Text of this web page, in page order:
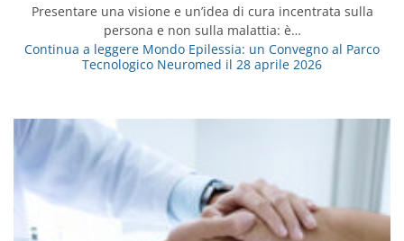
Presentare una visione e un’idea di cura incentrata sulla
persona e non sulla malattia: è…
Continua a leggere Mondo Epilessia: un Convegno al Parco
Tecnologico Neuromed il 28 aprile 2026